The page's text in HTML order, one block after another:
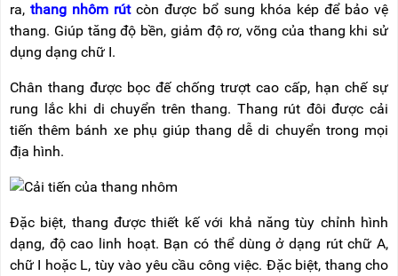
ra,thang nhôm rút còn được bổ sung khóa kép để bảo vệ
thang. Giúp tăng độ bền, giảm độ rơ, võng của thang khi sử
dụng dạng chữ I.
Chân thang được bọc đế chống trượt cao cấp, hạn chế sự
rung lắc khi di chuyển trên thang. Thang rút đôi được cải
tiến thêm bánh xe phụ giúp thang dễ di chuyển trong mọi
địa hình.
Đặc biệt, thang được thiết kế với khả năng tùy chỉnh hình
dạng, độ cao linh hoạt. Bạn có thể dùng ở dạng rút chữ A,
chữ I hoặc L, tùy vào yêu cầu công việc. Đặc biệt, thang cho